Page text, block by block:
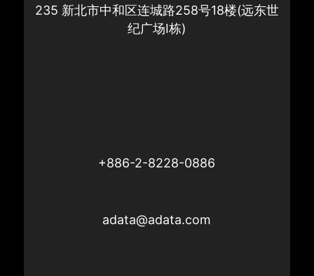
235 新北市中和区连城路258号18楼(远东世
纪广场I栋)
+886-2-8228-0886
adata@adata.com